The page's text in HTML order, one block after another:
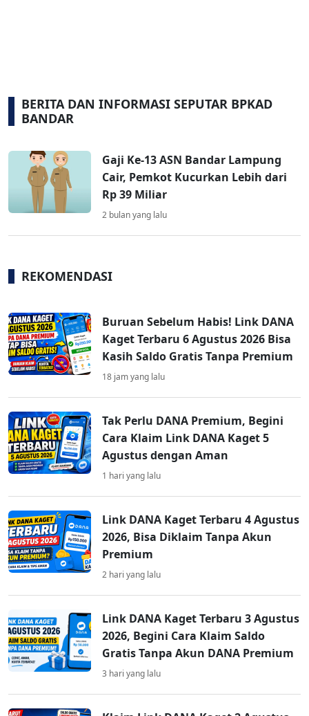
BERITA DAN INFORMASI SEPUTAR BPKAD
BANDAR
Gaji Ke-13 ASN Bandar Lampung
Cair, Pemkot Kucurkan Lebih dari
Rp 39 Miliar
2 bulan yang lalu
REKOMENDASI
Buruan Sebelum Habis! Link DANA
Kaget Terbaru 6 Agustus 2026 Bisa
Kasih Saldo Gratis Tanpa Premium
18 jam yang lalu
Tak Perlu DANA Premium, Begini
Cara Klaim Link DANA Kaget 5
Agustus dengan Aman
1 hari yang lalu
Link DANA Kaget Terbaru 4 Agustus
2026, Bisa Diklaim Tanpa Akun
Premium
2 hari yang lalu
Link DANA Kaget Terbaru 3 Agustus
2026, Begini Cara Klaim Saldo
Gratis Tanpa Akun DANA Premium
3 hari yang lalu